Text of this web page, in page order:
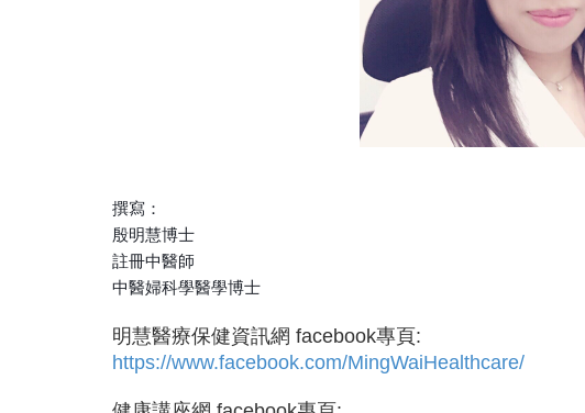
撰寫：
殷明慧博士
註冊中醫師
中醫婦科學醫學博士
明慧醫療保健資訊網 facebook專頁:
https://www.facebook.com/MingWaiHealthcare/